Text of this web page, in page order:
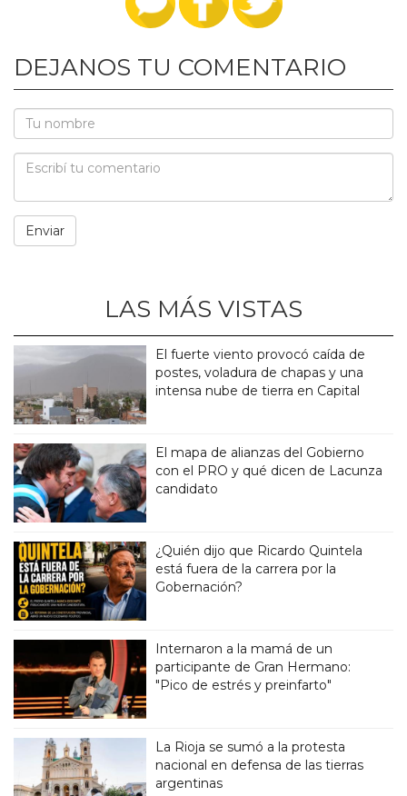
DEJANOS TU COMENTARIO
LAS MÁS VISTAS
El fuerte viento provocó caída de
postes, voladura de chapas y una
intensa nube de tierra en Capital
El mapa de alianzas del Gobierno
con el PRO y qué dicen de Lacunza
candidato
¿Quién dijo que Ricardo Quintela
está fuera de la carrera por la
Gobernación?
Internaron a la mamá de un
participante de Gran Hermano:
"Pico de estrés y preinfarto"
La Rioja se sumó a la protesta
nacional en defensa de las tierras
argentinas